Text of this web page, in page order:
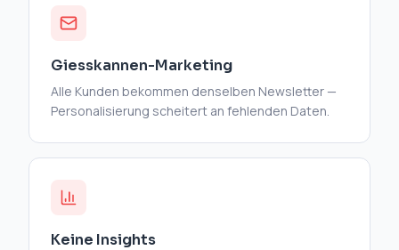
Giesskannen-Marketing
Alle Kunden bekommen denselben Newsletter —
Personalisierung scheitert an fehlenden Daten.
Keine Insights